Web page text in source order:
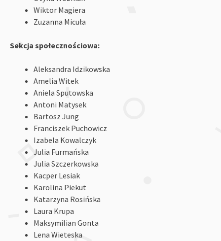
Wiktor Magiera
Zuzanna Micuła
Sekcja społecznościowa:
Aleksandra Idzikowska
Amelia Witek
Aniela Sputowska
Antoni Matysek
Bartosz Jung
Franciszek Puchowicz
Izabela Kowalczyk
Julia Furmańska
Julia Szczerkowska
Kacper Lesiak
Karolina Piekut
Katarzyna Rosińska
Laura Krupa
Maksymilian Gonta
Lena Wieteska